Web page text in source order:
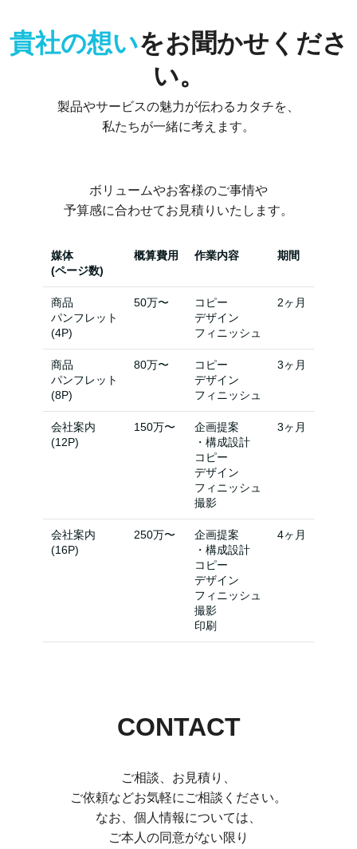
貴社の想いをお聞かせくださ
い。
製品やサービスの魅力が伝わるカタチを、
私たちが一緒に考えます。
ボリュームやお客様のご事情や
予算感に合わせてお見積りいたします。
媒体
(ページ数)
概算費用 作業内容 期間
商品
パンフレット
(4P)
50万〜
コピー
デザイン
フィニッシュ
2ヶ月
商品
パンフレット
(8P)
80万〜
コピー
デザイン
フィニッシュ
3ヶ月
会社案内
(12P)
150万〜
企画提案
・構成設計
コピー
デザイン
フィニッシュ
撮影
3ヶ月
会社案内
(16P)
250万〜
企画提案
・構成設計
コピー
デザイン
フィニッシュ
撮影
印刷
4ヶ月
CONTACT
ご相談、お見積り、
ご依頼などお気軽にご相談ください。
なお、個人情報については、
ご本人の同意がない限り